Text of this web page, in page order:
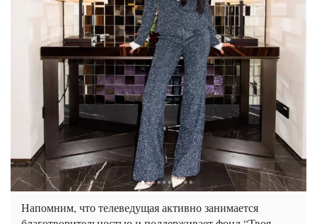
Напомним, что телеведущая активно занимается